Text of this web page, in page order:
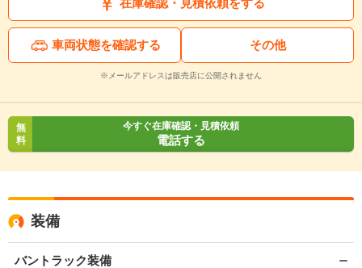
在庫確認・見積依頼をする
車両状態を確認する その他
※メールアドレスは販売店に公開されません
無
料
今すぐ在庫確認・見積依頼
電話する
装備
バントラック装備